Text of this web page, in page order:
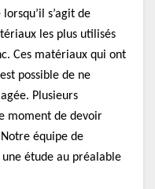
s’agit de
les plus utilisés
Ces matériaux qui ont
possible de ne
Plusieurs
moment de devoir
équipe de
une étude au préalable